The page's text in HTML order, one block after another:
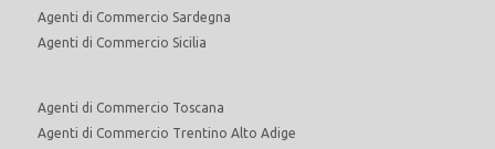
Agenti di Commercio Sardegna
Agenti di Commercio Sicilia
Agenti di Commercio Toscana
Agenti di Commercio Trentino Alto Adige